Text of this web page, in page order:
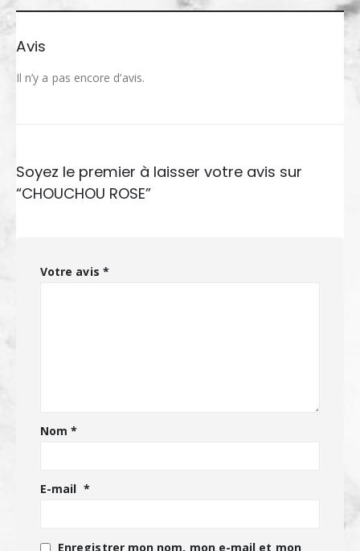
Avis
Il n’y a pas encore d’avis.
Soyez le premier à laisser votre avis sur
“CHOUCHOU ROSE”
Votre avis *
Nom*
E-mail *
Enregistrer mon nom, mon e-mail et mon